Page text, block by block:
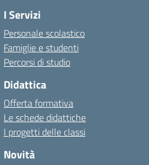
I Servizi
Personale scolastico
Famiglie e studenti
Percorsi di studio
Didattica
Offerta formativa
Le schede didattiche
I progetti delle classi
Novità